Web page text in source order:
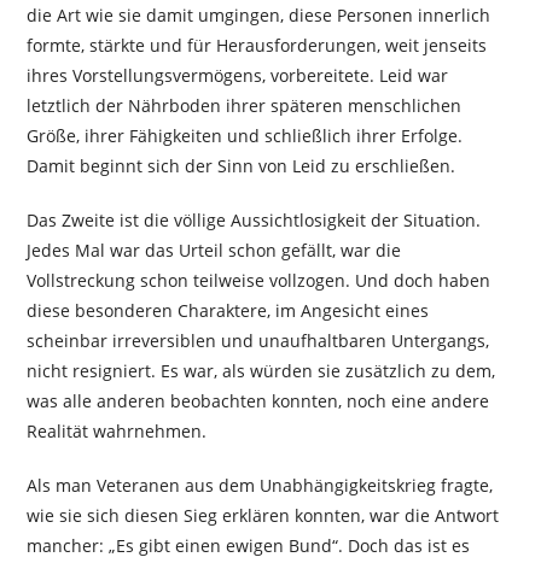
die Art wie sie damit umgingen, diese Personen innerlich
formte, stärkte und für Herausforderungen, weit jenseits
ihres Vorstellungsvermögens, vorbereitete. Leid war
letztlich der Nährboden ihrer späteren menschlichen
Größe, ihrer Fähigkeiten und schließlich ihrer Erfolge.
Damit beginnt sich der Sinn von Leid zu erschließen.
Das Zweite ist die völlige Aussichtlosigkeit der Situation.
Jedes Mal war das Urteil schon gefällt, war die
Vollstreckung schon teilweise vollzogen. Und doch haben
diese besonderen Charaktere, im Angesicht eines
scheinbar irreversiblen und unaufhaltbaren Untergangs,
nicht resigniert. Es war, als würden sie zusätzlich zu dem,
was alle anderen beobachten konnten, noch eine andere
Realität wahrnehmen.
Als man Veteranen aus dem Unabhängigkeitskrieg fragte,
wie sie sich diesen Sieg erklären konnten, war die Antwort
mancher: „Es gibt einen ewigen Bund“. Doch das ist es